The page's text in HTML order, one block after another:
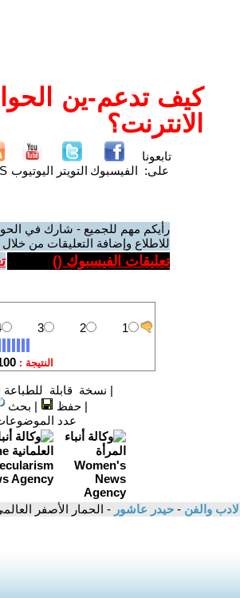
كيف تدعم-ين
الانترنت؟
تابعونا
على: الفيسبوك التويتر اليوتيوب
رأيكم مهم للجميع - شارك في
للاطلاع وإضافة التعليقات من
تعليقات الفيسبوك ()
| نسخة قابلة للطباعة
|حفظ | بحث
عدد
الادب والفن - حيدر عاشور - الحمار الأصفر